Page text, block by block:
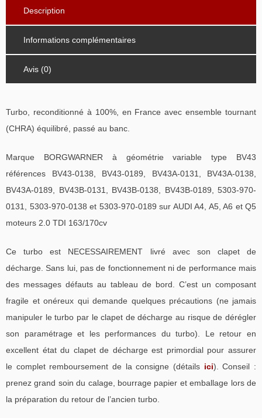
Description
Informations complémentaires
Avis (0)
Turbo, reconditionné à 100%, en France avec ensemble tournant
(CHRA) équilibré, passé au banc.
Marque BORGWARNER à géométrie variable type BV43
références BV43-0138, BV43-0189, BV43A-0131, BV43A-0138,
BV43A-0189, BV43B-0131, BV43B-0138, BV43B-0189, 5303-970-
0131, 5303-970-0138 et 5303-970-0189 sur AUDI A4, A5, A6 et Q5
moteurs 2.0 TDI 163/170cv
Ce turbo est NECESSAIREMENT livré avec son clapet de
décharge. Sans lui, pas de fonctionnement ni de performance mais
des messages défauts au tableau de bord. C’est un composant
fragile et onéreux qui demande quelques précautions (ne jamais
manipuler le turbo par le clapet de décharge au risque de dérégler
son paramétrage et les performances du turbo). Le retour en
excellent état du clapet de décharge est primordial pour assurer
le complet remboursement de la consigne (détails ici). Conseil :
prenez grand soin du calage, bourrage papier et emballage lors de
la préparation du retour de l’ancien turbo.